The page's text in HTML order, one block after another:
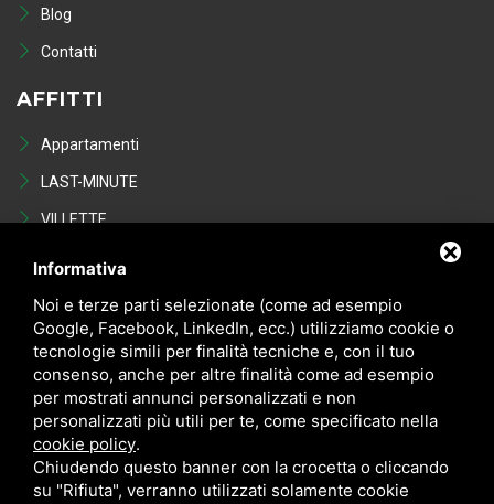
Blog
Contatti
AFFITTI
Appartamenti
LAST-MINUTE
VILLETTE
Last Minute
VENDITE
Appartamenti
VILLETTE
NEGOZI
POSTI AUTO - GARAGE
Occasioni in vendita
Informativa
Noi e terze parti selezionate (come ad esempio
Google, Facebook, LinkedIn, ecc.) utilizziamo cookie o
tecnologie simili per finalità tecniche e, con il tuo
consenso, anche per altre finalità come ad esempio
per mostrati annunci personalizzati e non
personalizzati più utili per te, come specificato nella
cookie policy.
Chiudendo questo banner con la crocetta o cliccando
su "Rifiuta", verranno utilizzati solamente cookie